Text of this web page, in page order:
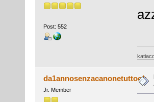
Post: 552
da1annosenzacanonetuttook
Jr. Member